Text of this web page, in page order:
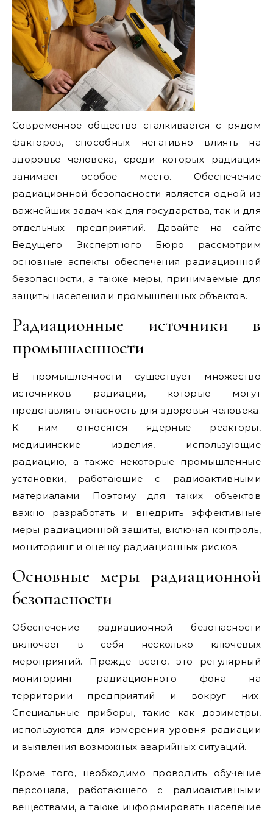
Современное общество сталкивается с рядом
факторов, способных негативно влиять на
здоровье человека, среди которых радиация
занимает особое место. Обеспечение
радиационной безопасности является одной из
важнейших задач как для государства, так и для
отдельных предприятий. Давайте на сайте
Ведущего Экспертного Бюро рассмотрим
основные аспекты обеспечения радиационной
безопасности, а также меры, принимаемые для
защиты населения и промышленных объектов.
Радиационные источники в
промышленности
В промышленности существует множество
источников радиации, которые могут
представлять опасность для здоровья человека.
К ним относятся ядерные реакторы,
медицинские изделия, использующие
радиацию, а также некоторые промышленные
установки, работающие с радиоактивными
материалами. Поэтому для таких объектов
важно разработать и внедрить эффективные
меры радиационной защиты, включая контроль,
мониторинг и оценку радиационных рисков.
Основные меры радиационной
безопасности
Обеспечение радиационной безопасности
включает в себя несколько ключевых
мероприятий. Прежде всего, это регулярный
мониторинг радиационного фона на
территории предприятий и вокруг них.
Специальные приборы, такие как дозиметры,
используются для измерения уровня радиации
и выявления возможных аварийных ситуаций.
Кроме того, необходимо проводить обучение
персонала, работающего с радиоактивными
веществами, а также информировать население